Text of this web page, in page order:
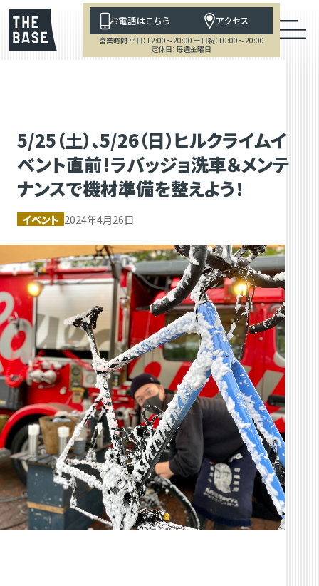
お電話はこちら アクセス
営業時間 平日：12:00～20:00 土日祝：10:00～20:00
定休日：毎週金曜日
5/25（土）、5/26（日）ヒルクライムイ
ベント直前！ラバッジョ洗車＆メンテ
ナンスで機材準備を整えよう！
イベント 2024年4月26日